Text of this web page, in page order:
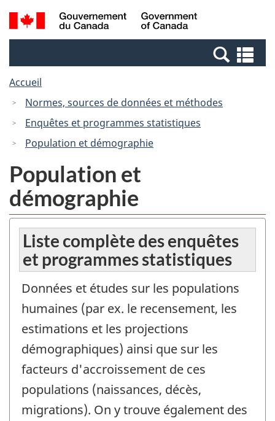
Passer
au
Passer
à
Canada
Recherche
et
et
Accueil
Normes, sources de données et méthodes
Enquêtes et programmes statistiques
Population et démographie
Population et
démographie
Liste complète des enquêtes
et programmes statistiques
Données et études sur les populations
humaines (par ex. le recensement, les
estimations et les projections
démographiques) ainsi que sur les
facteurs d'accroissement de ces
populations (naissances, décès,
migrations). On y trouve également des